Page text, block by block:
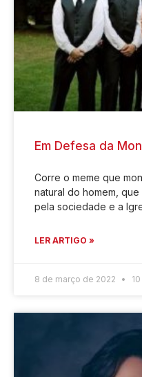
Em Defesa da
Corre o meme que
natural do homem,
pela sociedade e a
LER ARTIGO »
8 de março de 2022